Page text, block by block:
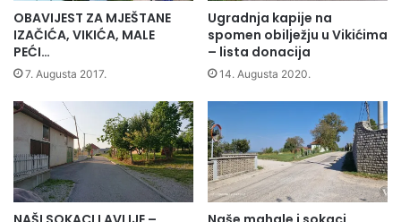
OBAVIJEST ZA MJEŠTANE
IZAČIĆA, VIKIĆA, MALE
PEĆI…
7. Augusta 2017.
Ugradnja kapije na
spomen obilježju u Vikićima
– lista donacija
14. Augusta 2020.